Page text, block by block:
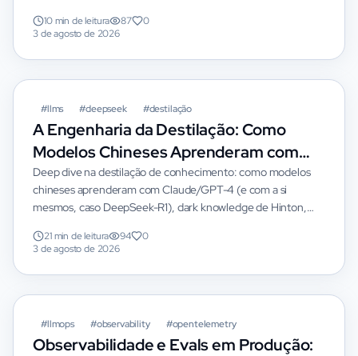
10 min de leitura 87
0
3 de agosto de 2026
#llms #deepseek #destilação
A Engenharia da Destilação: Como
Modelos Chineses Aprenderam com
Claude, GPT-4 e a Si Mesmos
Deep dive na destilação de conhecimento: como modelos
chineses aprenderam com Claude/GPT-4 (e com a si
mesmos, caso DeepSeek-R1), dark knowledge de Hinton,
$100M e como fine-tunar seu próprio modelo por $5 com
análise das polêmicas éticas/legais.
21 min de leitura 94
0
3 de agosto de 2026
#llmops #observability #opentelemetry
Observabilidade e Evals em Produção: